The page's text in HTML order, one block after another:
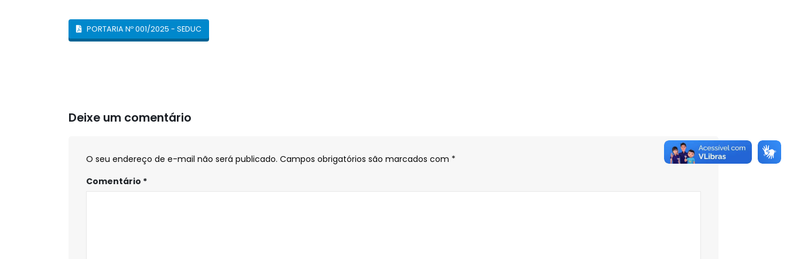
PORTARIA Nº 001/2025 - SEDUC
Deixe um comentário
O seu endereço de e-mail não será publicado. Campos obrigatórios são marcados com *
Comentário *